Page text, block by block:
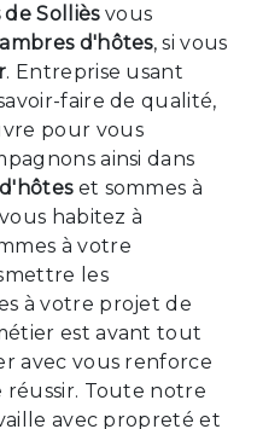
de Sollièsvous
d'hôtes, si vous
. Entreprise usant
faire de qualité,
pour vous
ainsi dans
et sommes à
habitez à
à votre
les
à votre projet de
est avant tout
avec vous renforce
Toute notre
avec propreté et